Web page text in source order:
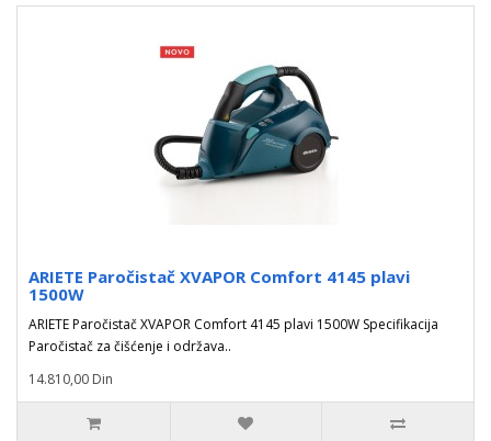
ARIETE Paročistač XVAPOR Comfort 4145 plavi
1500W
ARIETE Paročistač XVAPOR Comfort 4145 plavi 1500W Specifikacija
Paročistač za čišćenje i održava..
14.810,00 Din